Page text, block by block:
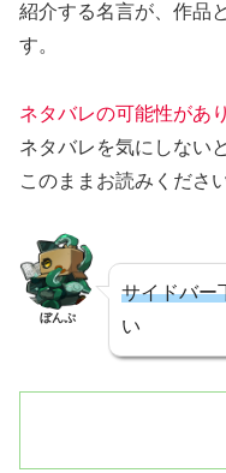
紹介する名言が、作品
す。
ネタバレの可能性があ
ネタバレを気にしない
このままお読みください
ぼんぷ
サイドバー
い